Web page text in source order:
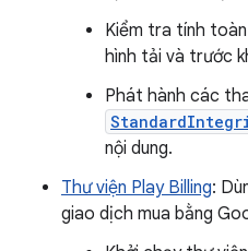
Kiểm tra tính
hình tải và trước
Phát hành các
nội dung.
Thư viện Play Billing:
giao dịch mua bằng